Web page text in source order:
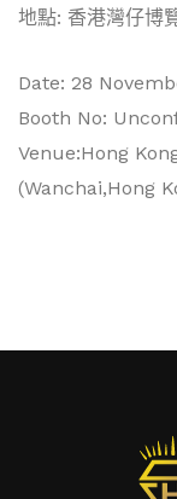
地點: 香港灣仔博
Date: 28
Booth No:
Venue:Hong
(Wanchai,Hong